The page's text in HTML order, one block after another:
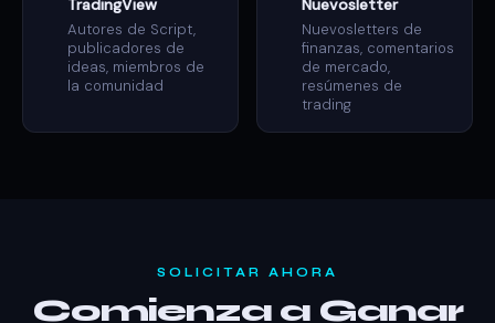
TradingView
Autores de Script,
publicadores de
ideas, miembros de
la comunidad
Nuevosletter
Nuevosletters de
finanzas, comentarios
de mercado,
resúmenes de
trading
SOLICITAR AHORA
Comienza a Ganar